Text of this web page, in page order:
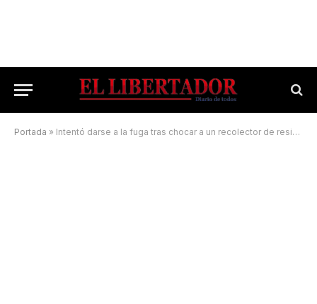
Portada » Intentó darse a la fuga tras chocar a un recolector de residuos